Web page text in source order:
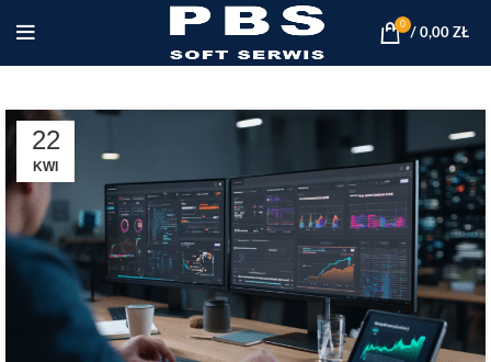
0
/ 0,00 ZŁ
22
KWI